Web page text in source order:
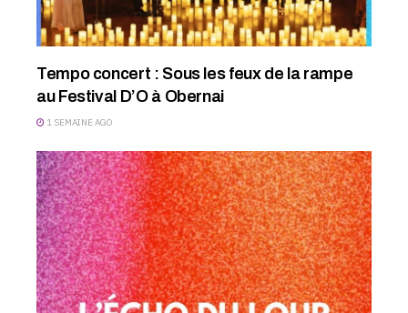
Tempo concert : Sous les feux de la rampe
au Festival D’O à Obernai
1 SEMAINE AGO